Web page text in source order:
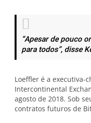
“Apesar de pouco
para todos”, disse
Loeffler é a executiva-
Intercontinental
agosto de 2018. Sob
contratos futuros de